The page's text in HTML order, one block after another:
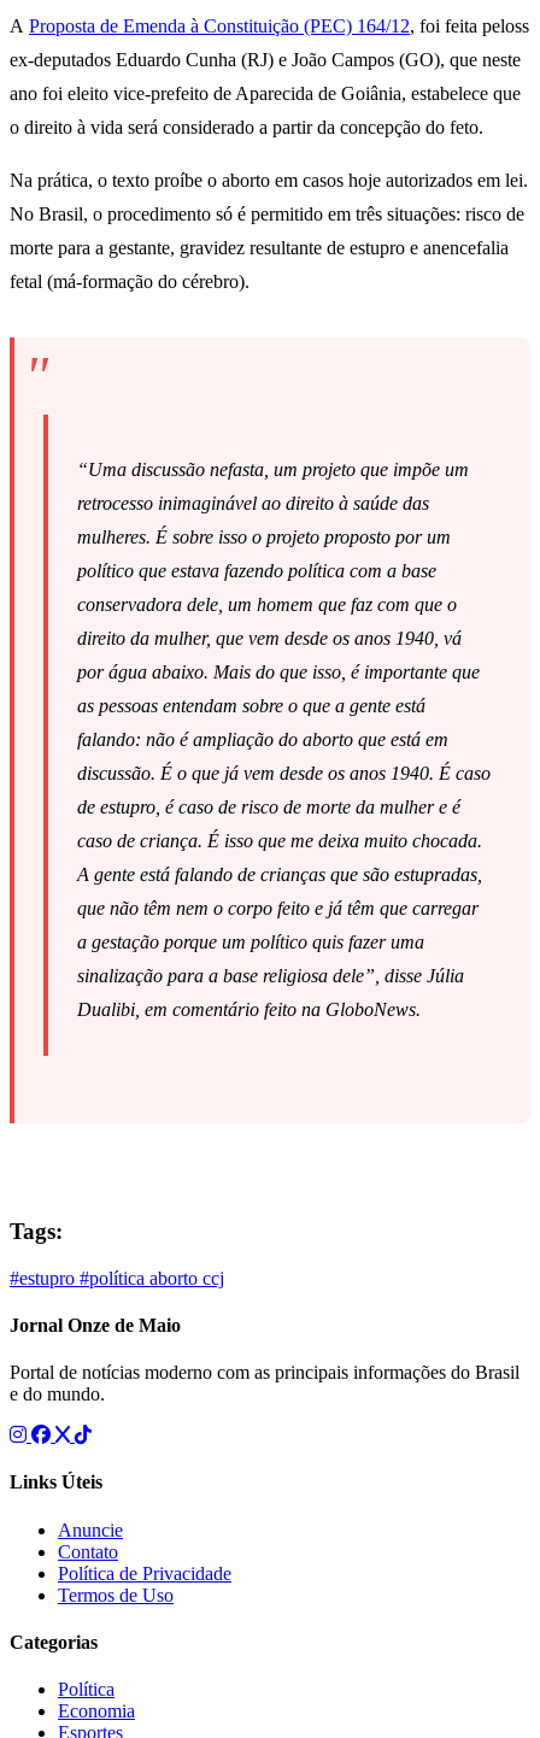
A Proposta de Emenda à Constituição (PEC) 164/12, foi feita peloss
ex-deputados Eduardo Cunha (RJ) e João Campos (GO), que neste
ano foi eleito vice-prefeito de Aparecida de Goiânia, estabelece que
o direito à vida será considerado a partir da concepção do feto.
Na prática, o texto proíbe o aborto em casos hoje autorizados em lei.
No Brasil, o procedimento só é permitido em três situações: risco de
morte para a gestante, gravidez resultante de estupro e anencefalia
fetal (má-formação do cérebro).
“Uma discussão nefasta, um projeto que impõe um
retrocesso inimaginável ao direito à saúde das
mulheres. É sobre isso o projeto proposto por um
político que estava fazendo política com a base
conservadora dele, um homem que faz com que o
direito da mulher, que vem desde os anos 1940, vá
por água abaixo. Mais do que isso, é importante que
as pessoas entendam sobre o que a gente está
falando: não é ampliação do aborto que está em
discussão. É o que já vem desde os anos 1940. É caso
de estupro, é caso de risco de morte da mulher e é
caso de criança. É isso que me deixa muito chocada.
A gente está falando de crianças que são estupradas,
que não têm nem o corpo feito e já têm que carregar
a gestação porque um político quis fazer uma
sinalização para a base religiosa dele”, disse Júlia
Dualibi, em comentário feito na GloboNews.
Tags:
#estupro #política aborto ccj
Jornal Onze de Maio
Portal de notícias moderno com as principais informações do Brasil
e do mundo.
Links Úteis
Anuncie
Contato
Política de Privacidade
Termos de Uso
Categorias
Política
Economia
Esportes